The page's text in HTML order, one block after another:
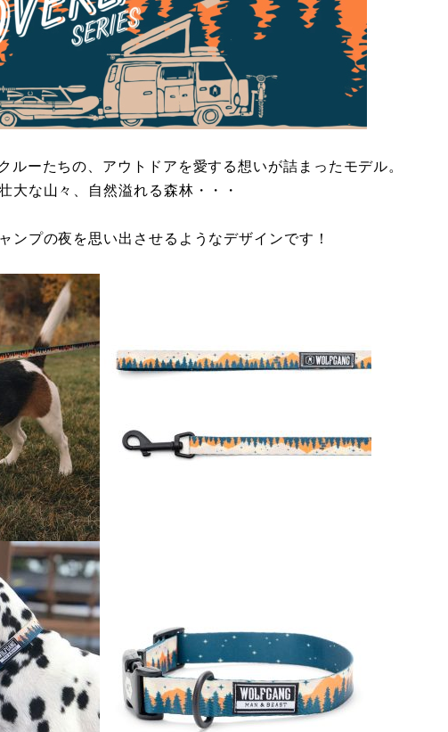
クルーたちの、アウトドアを愛する想いが詰まったモデル。
大な山々、自然溢れる森林・・・
ンプの夜を思い出させるようなデザインです！